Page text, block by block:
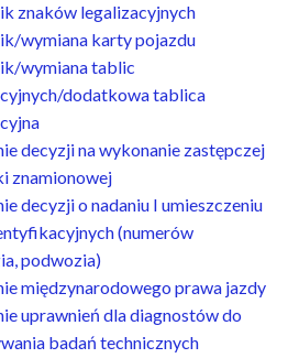
znaków legalizacyjnych
wymiana karty pojazdu
wymiana tablic
dodatkowa tablica
decyzji na wykonanie zastępczej
znamionowej
decyzji o nadaniu I umieszczeniu
(numerów
podwozia)
międzynarodowego prawa jazdy
uprawnień dla diagnostów do
badań technicznych